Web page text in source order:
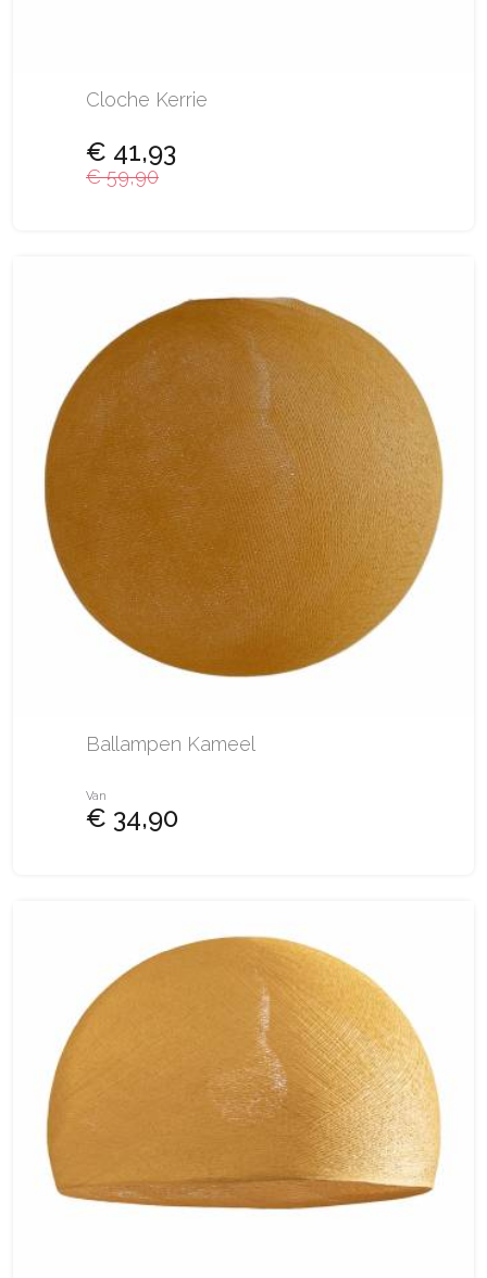
Cloche Kerrie
€ 41,93
€ 59,90
Ballampen Kameel
Van
€ 34,90